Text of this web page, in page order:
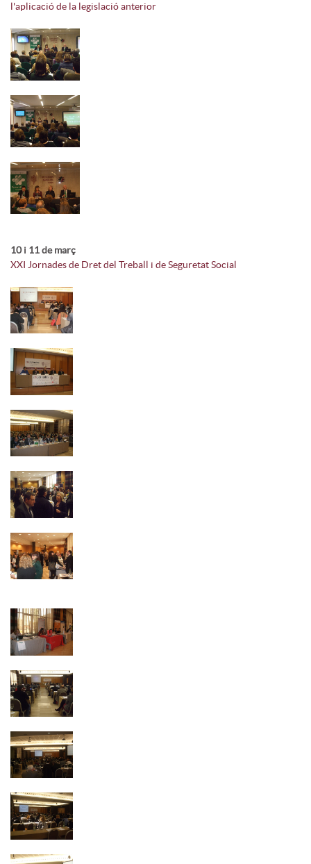
l'aplicació de la legislació anterior
10 i 11 de març
XXI Jornades de Dret del Treball i de Seguretat Social